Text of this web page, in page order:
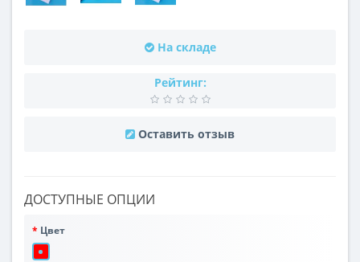
На складе
Рейтинг:
Оставить отзыв
ДОСТУПНЫЕ ОПЦИИ
Цвет